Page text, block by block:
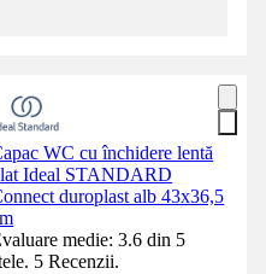
WC cu închidere lentă
Ideal STANDARD
duroplast alb 43x36,5
medie: 3.6 din 5
5 Recenzii.